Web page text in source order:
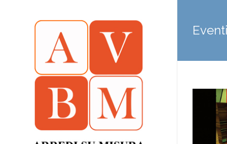
Eventi